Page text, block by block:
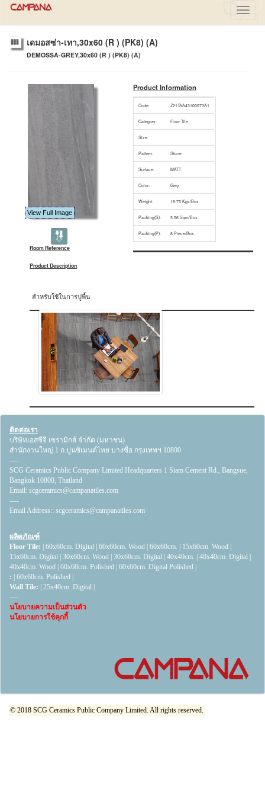
เดมอสซ่า-เทา,30x60 (R ) (PK8) (A)
DEMOSSA-GREY,30x60 (R ) (PK8) (A)
Product Information
Code: Z21TAA43100073A1
Category: Floor Tile
Size:
Pattern: Stone
Surface: MATT
Color: Grey
Weight: 18.75 Kgs/Box.
Packing(S): 5.56 Sqm/Box.
Packing(P): 8 Piece/Box.
Product Description
สำหรับใช้ในการปูพื้น
Room Reference
ติดต่อเรา
บริษัทเอสซีจี เซรามิกส์ จำกัด (มหาชน)
สำนักงานใหญ่ 1 ถ.ปูนซิเมนต์ไทย บางซื่อ กรุงเทพฯ 10800
----
SCG Ceramics Public Company Limited Headquarters 1 Siam Cement Rd., Bangsue,
Bangkok 10800, Thailand
Email: scgceramics@campanatiles.com
----
Email Address:: scgceramics@campanatiles.com
ผลิตภัณฑ์
Floor Tile: | 60x60cm. Digital | 60x60cm. Wood | 60x60cm. | 15x60cm. Wood |
15x60cm. Digital | 30x60cm. Wood | 30x60cm. Digital | 40x40cm. | 40x40cm. Digital |
40x40cm. Wood | 60x60cm. Polished | 60x60cm. Digital Polished |
: | 60x60cm. Polished |
Wall Tile: | 25x40cm. Digital |
----
นโยบายความเป็นส่วนตัว
นโยบายการใช้คุกกี้
© 2018 SCG Ceramics Public Company Limited. All rights reserved.
View Full Image